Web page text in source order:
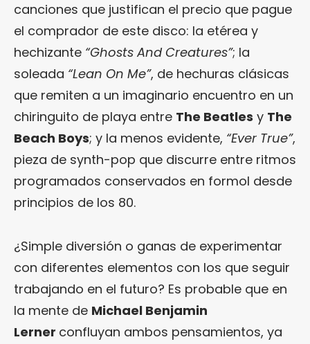
canciones que justifican el precio que pague
el comprador de este disco: la etérea y
hechizante “Ghosts And Creatures”; la
soleada “Lean On Me”, de hechuras clásicas
que remiten a un imaginario encuentro en un
chiringuito de playa entre The Beatles y The
Beach Boys; y la menos evidente, “Ever True”,
pieza de synth-pop que discurre entre ritmos
programados conservados en formol desde
principios de los 80.
¿Simple diversión o ganas de experimentar
con diferentes elementos con los que seguir
trabajando en el futuro? Es probable que en
la mente de Michael Benjamin
Lerner confluyan ambos pensamientos, ya